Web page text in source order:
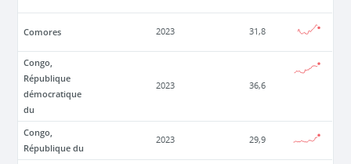
Comores 2023 31,8
Congo,
République
démocratique
du
2023 36,6
Congo,
République du
2023 29,9